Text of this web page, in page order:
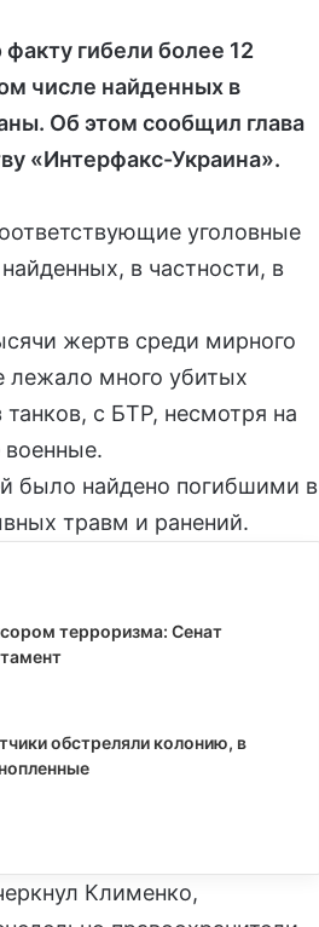
гибели более 12
числе найденных в
Об этом сообщил глава
«Интерфакс-Украина».
уголовные
в частности, в
жертв среди мирного
лежало много убитых
с БТР, несмотря на
военные.
было найдено погибшими в
травм и ранений.
терроризма: Сенат
обстреляли колонию, в
Клименко,